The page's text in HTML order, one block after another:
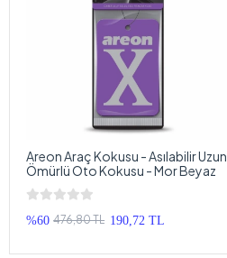
Areon Araç Kokusu - Asılabilir Uzun
Ömürlü Oto Kokusu - Mor Beyaz
%60 476,80 TL 190,72 TL